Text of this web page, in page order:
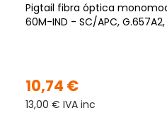
Pigtail fibra óptica
60M-IND - SC/APC,
10,74 €
13,00 € IVA inc